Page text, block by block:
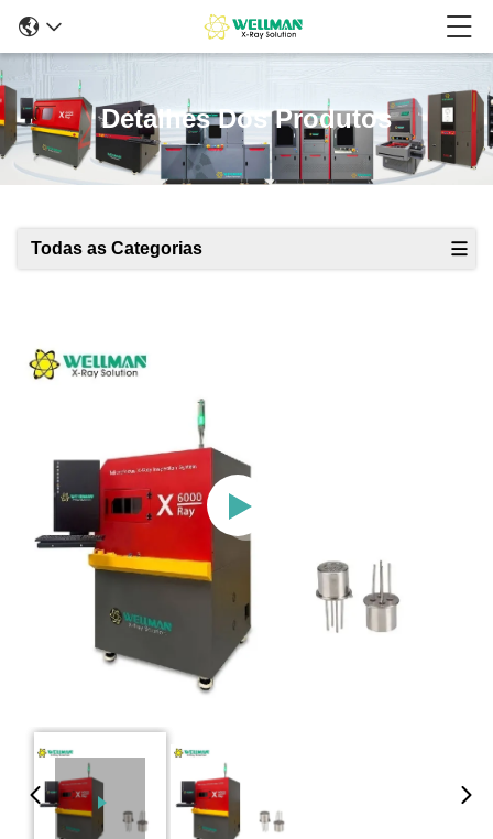
Detalhes Dos Produtos
Todas as Categorias